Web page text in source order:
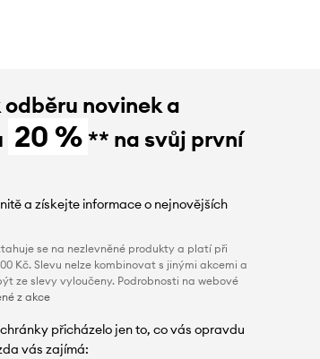
odběru novinek a
20 % ** na svůj první
a získejte informace o nejnovějších
se na nezlevněné produkty a platí při
Kč. Slevu nelze kombinovat s jinými akcemi a
ze slevy vyloučeny. Podrobnosti na webové
z akce
přicházelo jen to, co vás opravdu
vás zajímá: